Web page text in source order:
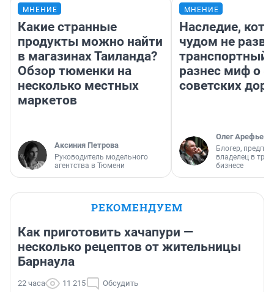
МНЕНИЕ
Какие странные
продукты можно найти
в магазинах Таиланда?
Обзор тюменки на
несколько местных
маркетов
Аксиния Петрова
Руководитель модельного
агентства в Тюмени
МНЕНИЕ
Наследие,
чудом не
транспортный
разнес миф о
советских
Олег Арефьев
Блогер,
владелец в
бизнесе
РЕКОМЕНДУЕМ
Как приготовить хачапури —
несколько рецептов от жительницы
Барнаула
22 часа 11 215 Обсудить